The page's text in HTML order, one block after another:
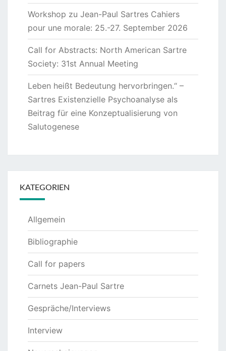
Workshop zu Jean-Paul Sartres Cahiers
pour une morale: 25.-27. September 2026
Call for Abstracts: North American Sartre
Society: 31st Annual Meeting
Leben heißt Bedeutung hervorbringen.“ –
Sartres Existenzielle Psychoanalyse als
Beitrag für eine Konzeptualisierung von
Salutogenese
KATEGORIEN
Allgemein
Bibliographie
Call for papers
Carnets Jean-Paul Sartre
Gespräche/Interviews
Interview